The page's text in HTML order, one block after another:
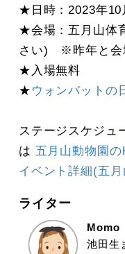
★日時：2023年
★会場：五月山体
さい) ※昨年と会
★入場無料
★ ウォンバットの
ステージスケジュ
は 五月山動物園の
イベント詳細(五
ライター
Momo
池田生